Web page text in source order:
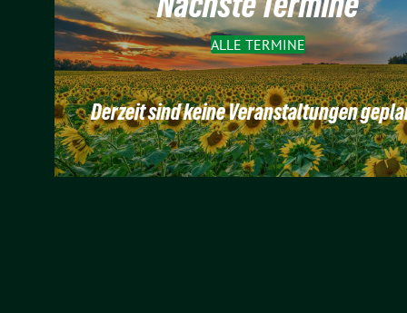
ALLE TERMINE
Derzeit sind keine Veranstaltungen